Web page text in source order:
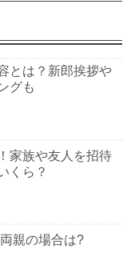
とは？新郎挨拶や
グも
家族や友人を招待
くら？
親の場合は?